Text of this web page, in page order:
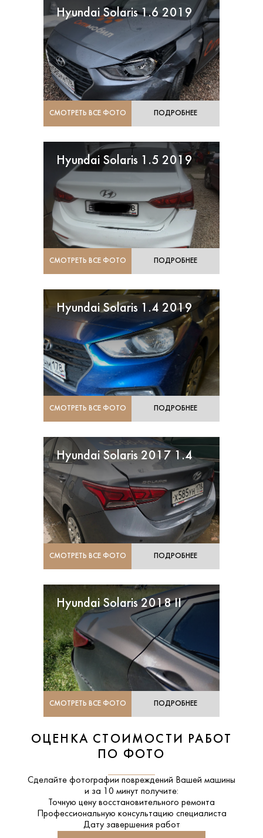
Hyundai Solaris 1.6 2019
СМОТРЕТЬ ВСЕ ФОТО ПОДРОБНЕЕ
Hyundai Solaris 1.5 2019
СМОТРЕТЬ ВСЕ ФОТО ПОДРОБНЕЕ
Hyundai Solaris 1.4 2019
СМОТРЕТЬ ВСЕ ФОТО ПОДРОБНЕЕ
Hyundai Solaris 2017 1.4
СМОТРЕТЬ ВСЕ ФОТО ПОДРОБНЕЕ
Hyundai Solaris 2018 II
СМОТРЕТЬ ВСЕ ФОТО ПОДРОБНЕЕ
ОЦЕНКА СТОИМОСТИ РАБОТ
ПО ФОТО
Сделайте фотографии повреждений Вашей машины
и за
10 минут получите:
Точную цену восстановительного ремонта
Профессиональную консультацию специалиста
Дату завершения работ